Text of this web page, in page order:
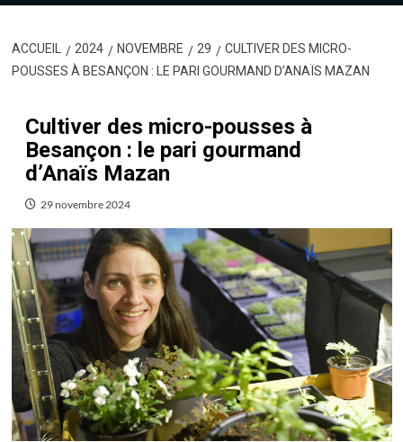
ACCUEIL 2024 NOVEMBRE 29
CULTIVER DES MICRO-
POUSSES À BESANÇON : LE PARI GOURMAND D’ANAÏS MAZAN
Cultiver des micro-pousses à
Besançon : le pari gourmand
d’Anaïs Mazan
29 novembre 2024